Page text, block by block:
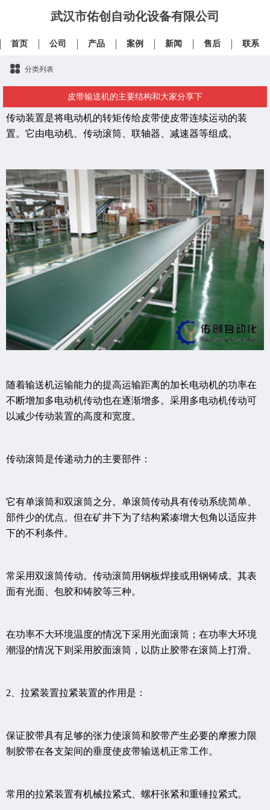
武汉市佑创自动化设备有限公司
首页 公司 产品 案例 新闻 售后 联系
分类列表
皮带输送机的主要结构和大家分享下
传动装置是将电动机的转矩传给皮带使皮带连续运动的装
置。它由电动机、传动滚筒、联轴器、减速器等组成。
随着输送机运输能力的提高运输距离的加长电动机的功率在
不断增加多电动机传动也在逐渐增多。采用多电动机传动可
以减少传动装置的高度和宽度。
传动滚筒是传递动力的主要部件：
它有单滚筒和双滚筒之分。单滚筒传动具有传动系统简单、
部件少的优点。但在矿井下为了结构紧凑增大包角以适应井
下的不利条件。
常采用双滚筒传动。传动滚筒用钢板焊接或用钢铸成。其表
面有光面、包胶和铸胶等三种。
在功率不大环境温度的情况下采用光面滚筒；在功率大环境
潮湿的情况下则采用胶面滚筒，以防止胶带在滚筒上打滑。
2、拉紧装置拉紧装置的作用是：
保证胶带具有足够的张力使滚筒和胶带产生必要的摩擦力限
制胶带在各支架间的垂度使皮带输送机正常工作。
常用的拉紧装置有机械拉紧式、螺杆张紧和重锤拉紧式。